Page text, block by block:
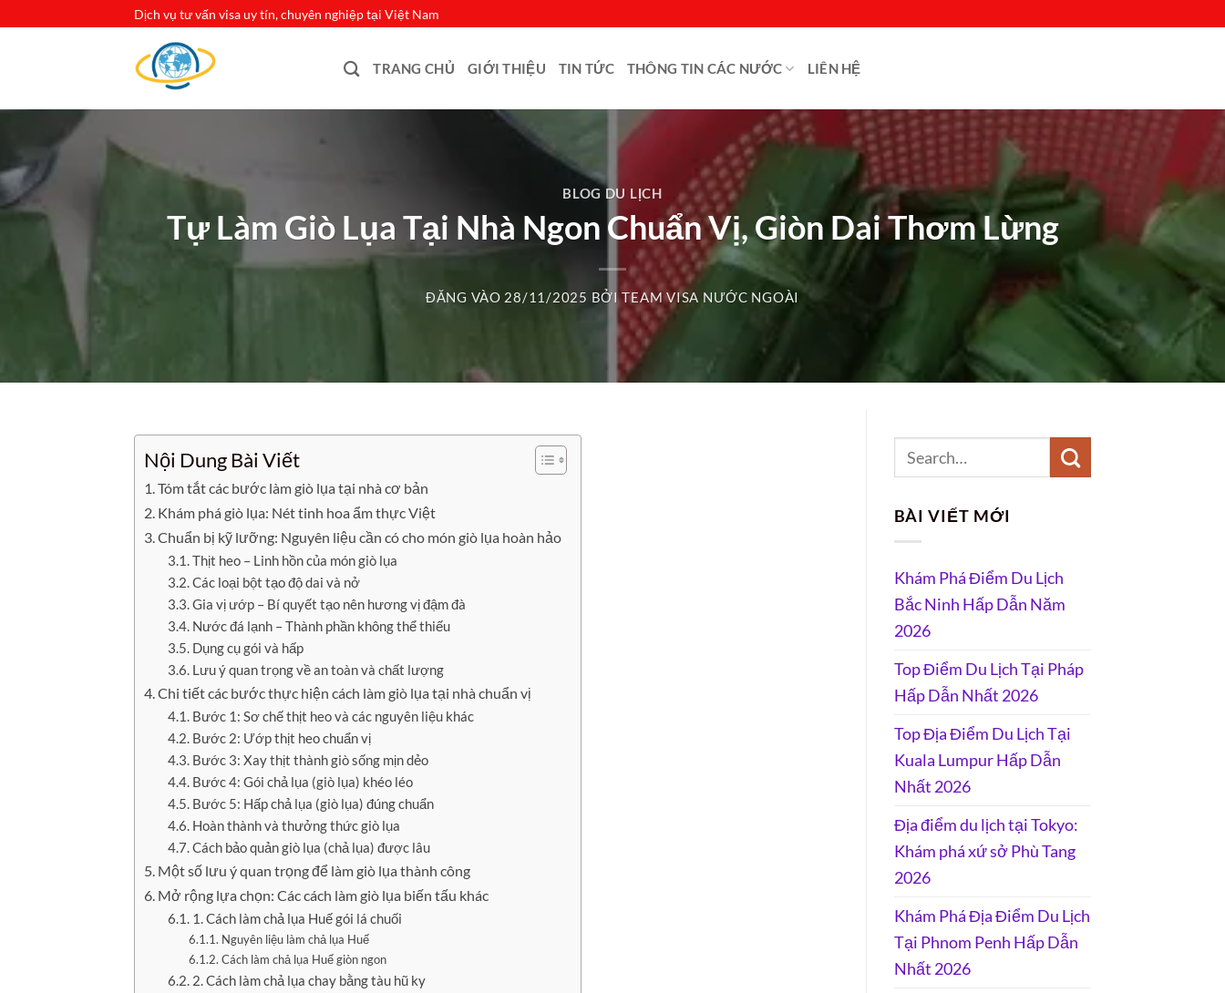
Dịch vụ tư vấn visa uy tín, chuyên nghiệp tại Việt Nam
TRANG CHỦ GIỚI THIỆU TIN TỨC THÔNG TIN CÁC NƯỚC LIÊN HỆ
BLOG DU LỊCH
Tự Làm Giò Lụa Tại Nhà Ngon Chuẩn Vị, Giòn Dai Thơm Lừng
ĐĂNG VÀO 28/11/2025 BỞITEAM VISA NƯỚC NGOÀI
Nội Dung Bài Viết
Tóm tắt các bước làm giò lụa tại nhà cơ bản
Khám phá giò lụa: Nét tinh hoa ẩm thực Việt
Chuẩn bị kỹ lưỡng: Nguyên liệu cần có cho món giò lụa hoàn hảo
Thịt heo – Linh hồn của món giò lụa
Các loại bột tạo độ dai và nở
Gia vị ướp – Bí quyết tạo nên hương vị đậm đà
Nước đá lạnh – Thành phần không thể thiếu
Dụng cụ gói và hấp
Lưu ý quan trọng về an toàn và chất lượng
Chi tiết các bước thực hiện cách làm giò lụa tại nhà chuẩn vị
Bước 1: Sơ chế thịt heo và các nguyên liệu khác
Bước 2: Ướp thịt heo chuẩn vị
Bước 3: Xay thịt thành giò sống mịn dẻo
Bước 4: Gói chả lụa (giò lụa) khéo léo
Bước 5: Hấp chả lụa (giò lụa) đúng chuẩn
Hoàn thành và thưởng thức giò lụa
Cách bảo quản giò lụa (chả lụa) được lâu
Một số lưu ý quan trọng để làm giò lụa thành công
Mở rộng lựa chọn: Các cách làm giò lụa biến tấu khác
1. Cách làm chả lụa Huế gói lá chuối
Nguyên liệu làm chả lụa Huế
Cách làm chả lụa Huế giòn ngon
2. Cách làm chả lụa chay bằng tàu hũ ky
BÀI VIẾT MỚI
Khám Phá Điểm Du Lịch
Bắc Ninh Hấp Dẫn Năm
2026
Top Điểm Du Lịch Tại Pháp
Hấp Dẫn Nhất 2026
Top Địa Điểm Du Lịch Tại
Kuala Lumpur Hấp Dẫn
Nhất 2026
Địa điểm du lịch tại Tokyo:
Khám phá xứ sở Phù Tang
2026
Khám Phá Địa Điểm Du Lịch
Tại Phnom Penh Hấp Dẫn
Nhất 2026